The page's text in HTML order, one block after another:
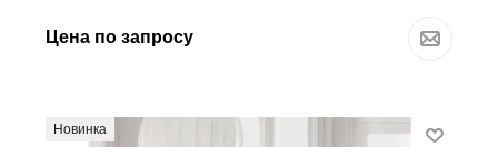
Цена по запросу
Новинка